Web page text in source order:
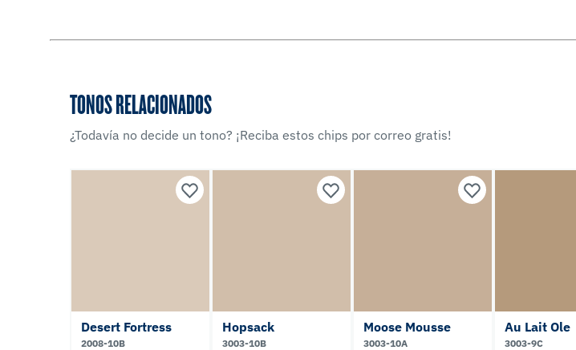
TONOS RELACIONADOS
¿Todavía no decide un tono? ¡Reciba estos chips por correo gratis!
Desert Fortress
2008-10B
Hopsack
3003-10B
Moose Mousse
3003-10A
Au Lait Ole
3003-9C